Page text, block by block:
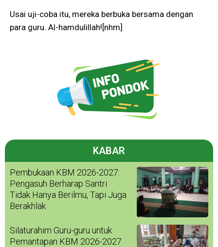
Usai uji-coba itu, mereka berbuka bersama dengan
para guru. Al-hamdulillah![nhm]
KABAR
Pembukaan KBM 2026-2027:
Pengasuh Berharap Santri
Tidak Hanya Berilmu, Tapi Juga
Berakhlak
Silaturahim Guru-guru untuk
Pemantapan KBM 2026-2027